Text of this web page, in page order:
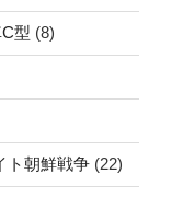
型 (8)
朝鮮戦争 (22)